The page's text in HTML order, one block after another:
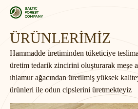
ÜRÜNLERİMİZ
Hammadde üretiminden tüketiciye
üretim tedarik zincirini oluşturarak meşe
ıhlamur ağacından üretilmiş yüksek
ürünleri ile odun cipslerini üretmekteyiz